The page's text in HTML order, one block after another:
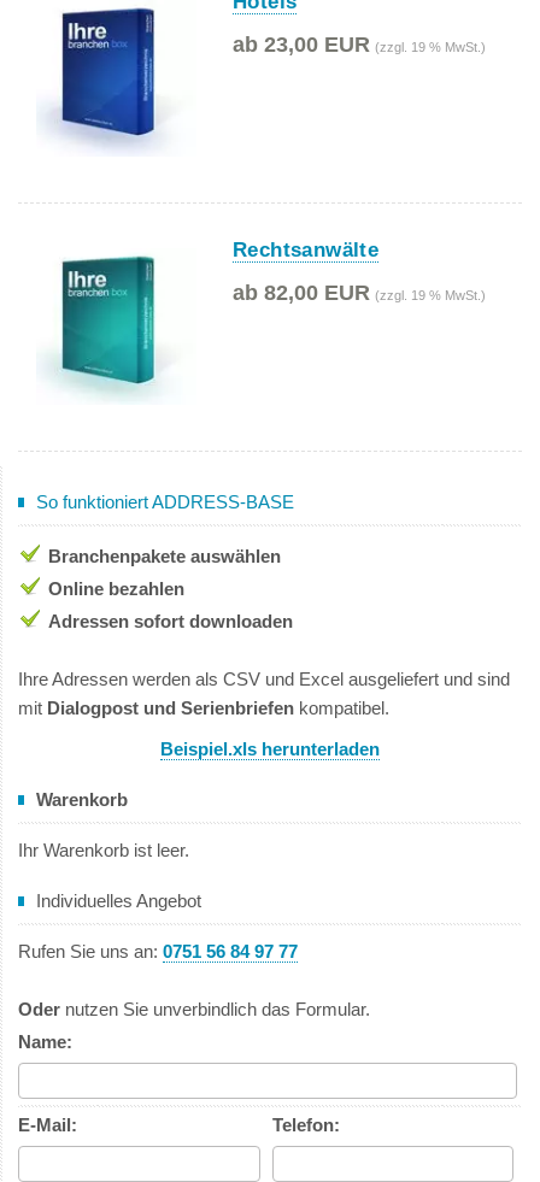
ab 23,00 EUR (zzgl. 19 % MwSt.)
Rechtsanwälte
ab 82,00 EUR (zzgl. 19 % MwSt.)
So funktioniert ADDRESS-BASE
Branchenpakete auswählen
Online bezahlen
Adressen sofort downloaden
Ihre Adressen werden als CSV und Excel ausgeliefert und sind
mit Dialogpost und Serienbriefen kompatibel.
Beispiel.xls herunterladen
Warenkorb
Ihr Warenkorb ist leer.
Individuelles Angebot
Rufen Sie uns an: 0751 56 84 97 77
Oder nutzen Sie unverbindlich das Formular.
Name:
E-Mail: Telefon: